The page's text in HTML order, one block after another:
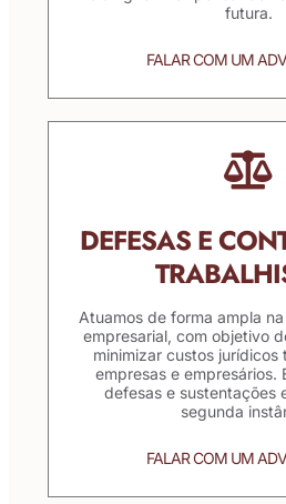
futura.
FALAR COM UM
DEFESAS E
Atuamos de forma ampla
empresarial, com objetivo
minimizar custos jurídicos
empresas e empresários.
defesas e sustentações
segunda
FALAR COM UM